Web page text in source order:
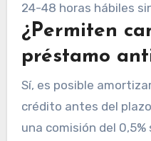
24-48 horas hábiles
¿Permiten
préstamo
Sí, es posible
crédito antes del
una comisión del